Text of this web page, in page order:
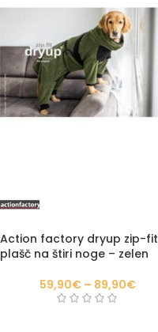
Action factory dryup zip-fit
plašč na štiri noge – zelen
59,90€ – 89,90€